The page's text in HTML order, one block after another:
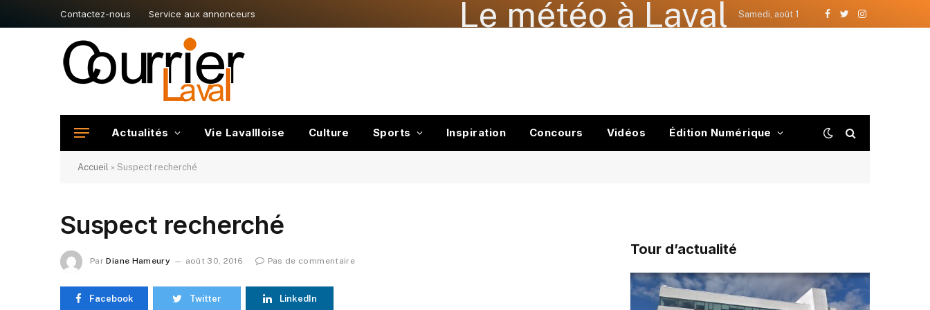
Contactez-nous Service aux annonceurs Le météo à Laval Samedi, août 1
Facebook
TwitterInstagram
Actualités Vie Lavallloise Culture Sports Inspiration Concours Vidéos Édition Numérique
Accueil » Suspect recherché
Suspect recherché
Par Diane Hameury août 30, 2016 Pas de commentaire
Facebook Twitter LinkedIn
Tour d’actualité